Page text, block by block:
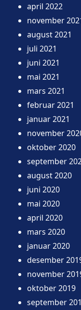
april 2022
november
august 2021
juli 2021
juni 2021
mai 2021
mars 2021
februar 2021
januar 2021
november
oktober 2020
september
august 2020
juni 2020
mai 2020
april 2020
mars 2020
januar 2020
desember
november
oktober 2019
september